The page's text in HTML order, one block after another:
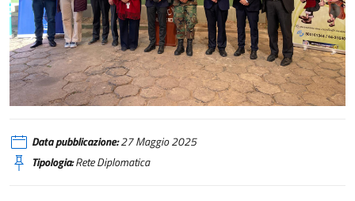
Bolivia, numerose iniziative per valorizzare legame con Italia
Data pubblicazione:27 Maggio 2025
Tipologia:Rete Diplomatica